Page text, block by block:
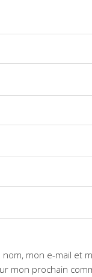
mon e-mail et
mon prochain